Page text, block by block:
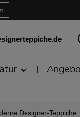
Designer-Teppiche